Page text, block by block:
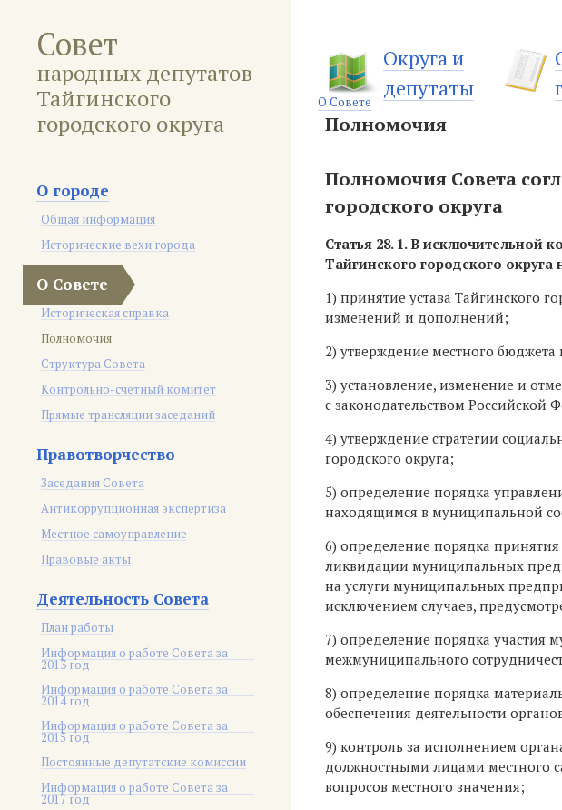
Совет
народных депутатов
Тайгинского
городского округа
О городе
Общая информация
Исторические вехи города
О Совете
Историческая справка
Полномочия
Структура Совета
Контрольно-счетный комитет
Прямые трансляции заседаний
Правотворчество
Заседания Совета
Антикоррупционная экспертиза
Местное самоуправление
Правовые акты
Деятельность Совета
План работы
Информация о работе Совета за
2013 год
Информация о работе Совета за
2014 год
Информация о работе Совета за
2015 год
Постоянные депутатские комиссии
Информация о работе Совета за
2017 год
Округа и
депутаты
О Совете
Полномочия
Полномочия Совета
городского округа
Статья 28. 1. В исключительной
Тайгинского городского округа
1) принятие устава Тайгинского
изменений и дополнений;
2) утверждение местного
3) установление, изменение и
с законодательством Российской
4) утверждение стратегии
городского округа;
5) определение порядка
находящимся в муниципальной
6) определение порядка
ликвидации муниципальных
на услуги муниципальных
исключением случаев,
7) определение порядка участия
межмуниципального
8) определение порядка
обеспечения деятельности
9) контроль за исполнением
должностными лицами местного
вопросов местного значения;